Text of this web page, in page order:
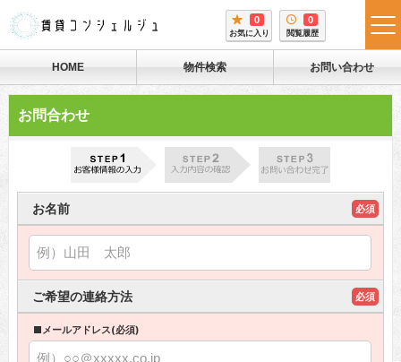
0
お気に入り
0
閲覧履歴
HOME 物件検索 お問い合わせ
お問合わせ
お名前 必須
ご希望の連絡方法 必須
■メールアドレス(必須)